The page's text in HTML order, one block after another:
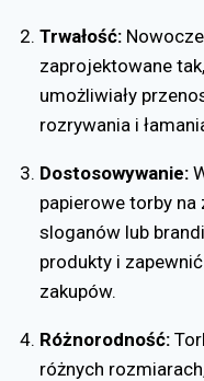
Trwałość:
zaprojektowane
umożliwiały
rozrywania i
Dostosowywanie:
papierowe torby na
sloganów lub
produkty i
zakupów.
Różnorodność:
różnych